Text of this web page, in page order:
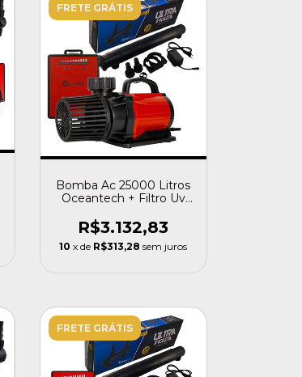
FRETE GRÁTIS
Bomba Ac 25000 Litros
Oceantech + Filtro Uv
R$3.132,83
10 x de R$313,28 sem juros
FRETE GRÁTIS